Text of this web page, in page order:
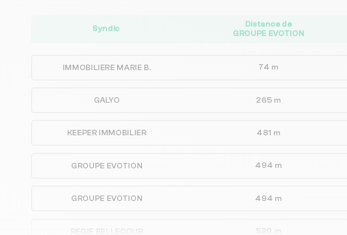
Syndic
Distance de
GROUPE EVOTION
IMMOBILIERE MARIE B. 74 m
GALYO 265 m
KEEPER IMMOBILIER 481 m
GROUPE EVOTION 494 m
GROUPE EVOTION 494 m
REGIE BELLECOUR 520 m